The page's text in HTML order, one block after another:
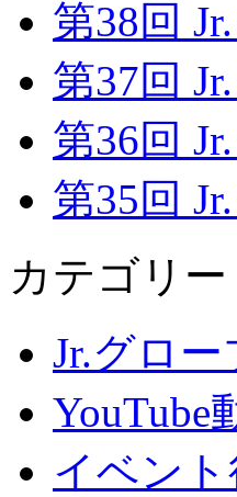
第38回
第37回
第36回
第35回
カテゴリー
Jr.グロ
YouTube
イベン